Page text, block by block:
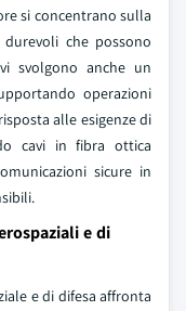
si concentrano sulla
che possono
svolgono anche un
operazioni
alle esigenze di
cavi in fibra ottica
sicure in
e di
e di difesa affronta